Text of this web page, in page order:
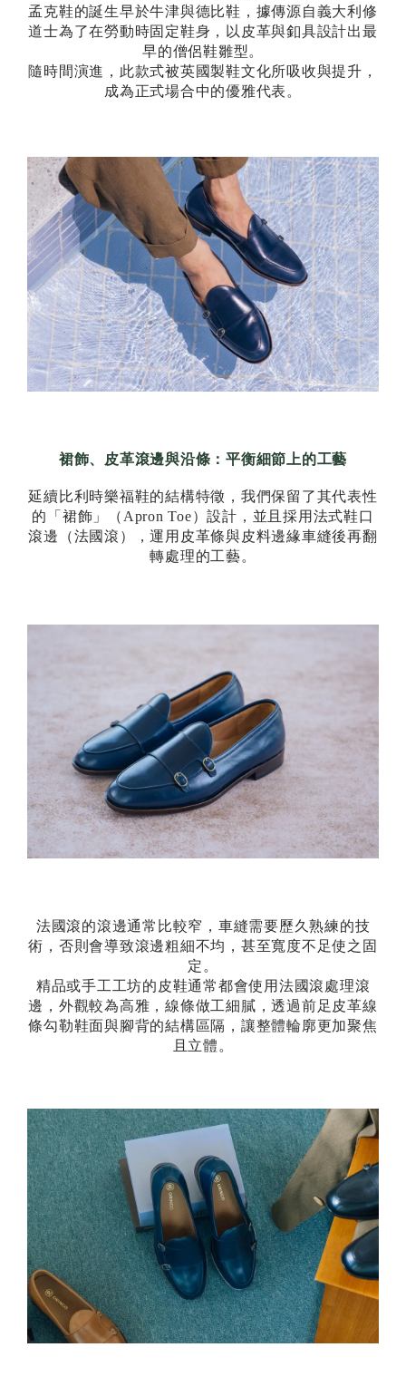
孟克鞋的誕生早於牛津與德比鞋，據傳源自義大利修
道士為了在勞動時固定鞋身，以皮革與釦具設計出最
早的僧侶鞋雛型。
隨時間演進，此款式被英國製鞋文化所吸收與提升，
成為正式場合中的優雅代表。
裙飾、皮革滾邊與沿條：平衡細節上的工藝
延續比利時樂福鞋的結構特徵，我們保留了其代表性
的「裙飾」（Apron Toe）設計，並且採用法式鞋口
滾邊（法國滾），運用皮革條與皮料邊緣車縫後再翻
轉處理的工藝。
法國滾的滾邊通常比較窄，車縫需要歷久熟練的技
術，否則會導致滾邊粗細不均，甚至寬度不足使之固
定。
精品或手工工坊的皮鞋通常都會使用法國滾處理滾
邊，外觀較為高雅，線條做工細膩，透過前足皮革線
條勾勒鞋面與腳背的結構區隔，讓整體輪廓更加聚焦
且立體。